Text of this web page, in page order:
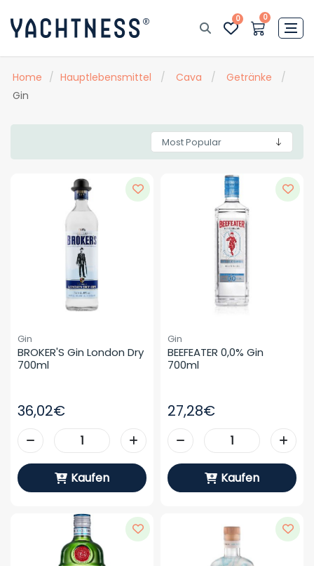
0 0
Home / Hauptlebensmittel / Cava / Getränke
/
Gin
Gin
BROKER'S Gin London Dry
700ml
36,02€
Kaufen
Gin
BEEFEATER 0,0% Gin
700ml
27,28€
Kaufen